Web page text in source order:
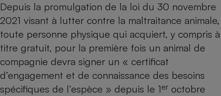
Depuis la promulgation de la loi du 30 novembre
2021 visant à lutter contre la maltraitance animale,
toute personne physique qui acquiert, y compris à
titre gratuit, pour la première fois un animal de
compagnie devra signer un « certificat
d’engagement et de connaissance des besoins
spécifiques de l’espèce » depuis le 1er octobre